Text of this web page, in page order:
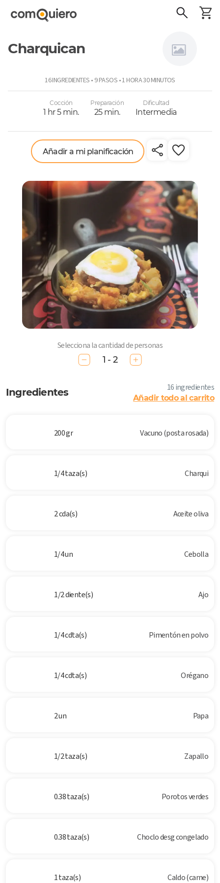
Charquican
16 INGREDIENTES • 9 PASOS • 1 HORA 30 MINUTOS
Cocción
1 hr 5 min.
Preparación
25 min.
Dificultad
Intermedia
Añadir a mi planificación
Selecciona la cantidad de personas
1 - 2
Ingredientes 16 ingredientes
Añadir todo al carrito
200 gr Vacuno (posta rosada)
1/4 taza(s) Charqui
2 cda(s) Aceite oliva
1/4 un Cebolla
1/2 diente(s) Ajo
1/4 cdta(s) Pimentón en polvo
1/4 cdta(s) Orégano
2 un Papa
1/2 taza(s) Zapallo
0.38 taza(s) Porotos verdes
0.38 taza(s) Choclo desg congelado
1 taza(s) Caldo (carne)